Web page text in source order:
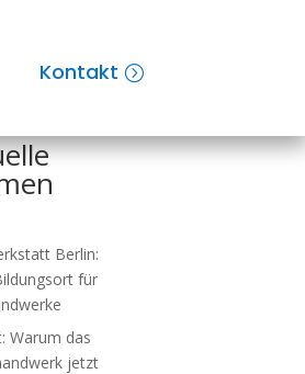
KontaktSuchen
Berlin:
für
Warum das
jetzt